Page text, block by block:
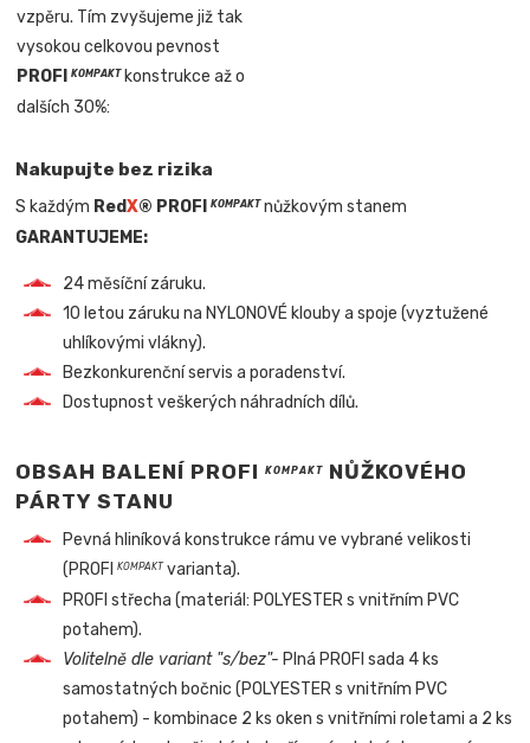
vzpěru. Tím zvyšujeme již tak
vysokou celkovou pevnost
PROFIKOMPAKTkonstrukce až o
dalších 30%:
Nakupujte bez rizika
S každým RedX® PROFIKOMPAKTnůžkovým stanem
GARANTUJEME:
24 měsíční záruku.
10 letou záruku na NYLONOVÉ klouby a spoje (vyztužené
uhlíkovými vlákny).
Bezkonkurenční servis a poradenství.
Dostupnost veškerých náhradních dílů.
OBSAH BALENÍ PROFIKOMPAKT NŮŽKOVÉHO
PÁRTY STANU
Pevná hliníková konstrukce rámu ve vybrané velikosti
(PROFIKOMPAKTvarianta).
PROFI střecha (materiál: POLYESTER s vnitřním PVC
potahem).
Volitelně dle variant "s/bez"- Plná PROFI sada 4 ks
samostatných bočnic (POLYESTER s vnitřním PVC
potahem) - kombinace 2 ks oken s vnitřními roletami a 2 ks